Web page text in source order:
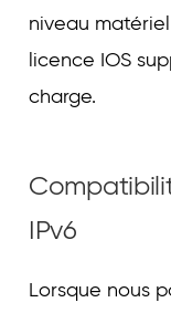
niveau
licence IOS
charge.
IPv6
Lorsque nous